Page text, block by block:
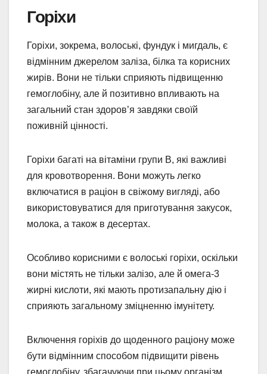
Горіхи
Горіхи, зокрема, волоські, фундук і мигдаль, є
відмінним джерелом заліза, білка та корисних
жирів. Вони не тільки сприяють підвищенню
гемоглобіну, але й позитивно впливають на
загальний стан здоров’я завдяки своїй
поживній цінності.
Горіхи багаті на вітаміни групи B, які важливі
для кровотворення. Вони можуть легко
включатися в раціон в свіжому вигляді, або
використовуватися для приготування закусок,
молока, а також в десертах.
Особливо корисними є волоські горіхи, оскільки
вони містять не тільки залізо, але й омега-3
жирні кислоти, які мають протизапальну дію і
сприяють загальному зміцненню імунітету.
Включення горіхів до щоденного раціону може
бути відмінним способом підвищити рівень